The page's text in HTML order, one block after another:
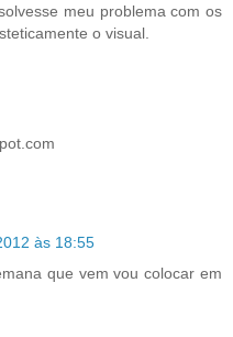
meu problema com os
o visual.
às 18:55
que vem vou colocar em